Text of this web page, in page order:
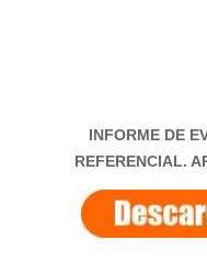
INFORME DE
REFERENCIAL.